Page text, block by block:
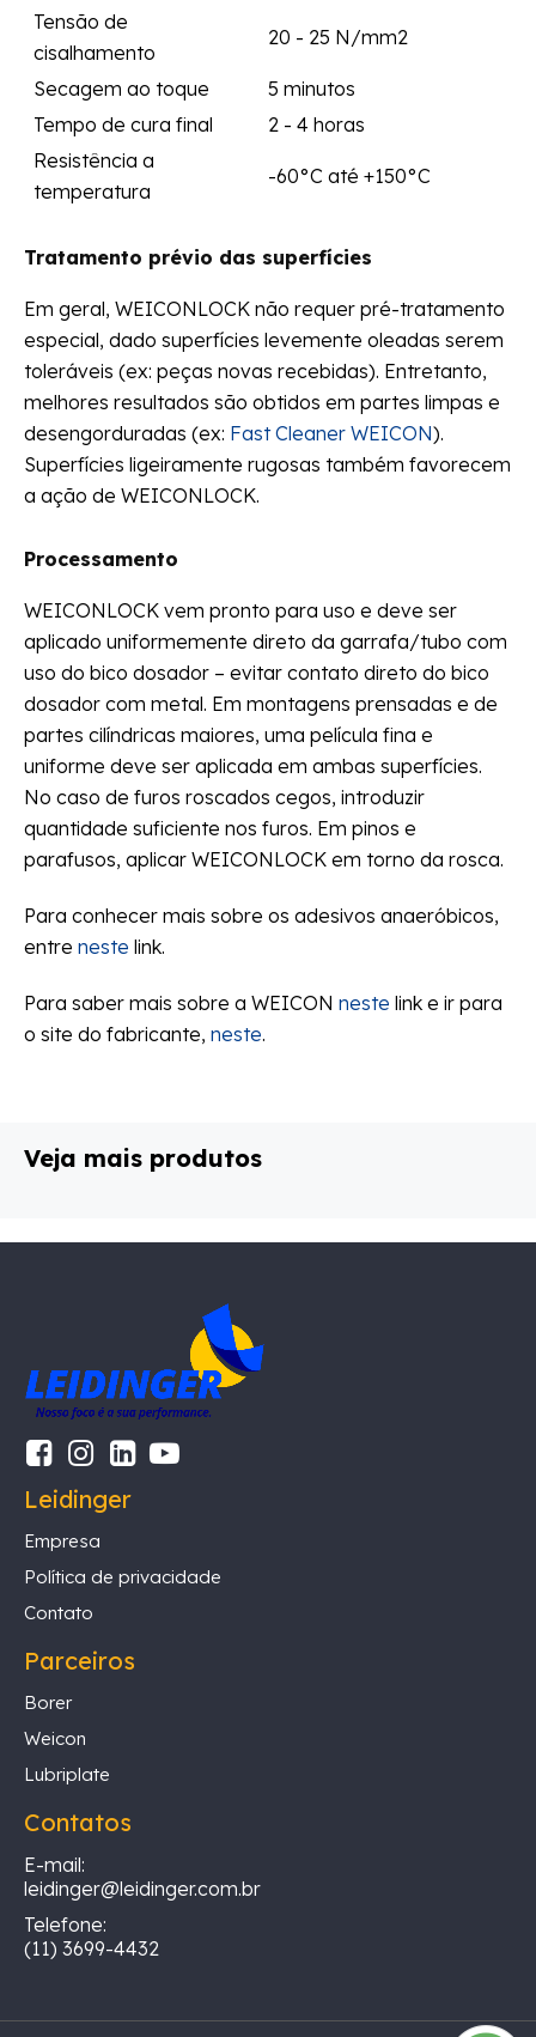
Tensão de
cisalhamento
20 - 25 N/mm2
Secagem ao toque
5 minutos
Tempo de cura final
2 - 4 horas
Resistência a
temperatura
-60°C até +150°C
Tratamento prévio das superfícies
Em geral, WEICONLOCK não requer pré-tratamento
especial, dado superfícies levemente oleadas serem
toleráveis (ex: peças novas recebidas). Entretanto,
melhores resultados são obtidos em partes limpas e
desengorduradas (ex: Fast Cleaner WEICON).
Superfícies ligeiramente rugosas também favorecem
a ação de WEICONLOCK.
Processamento
WEICONLOCK vem pronto para uso e deve ser
aplicado uniformemente direto da garrafa/tubo com
uso do bico dosador – evitar contato direto do bico
dosador com metal. Em montagens prensadas e de
partes cilíndricas maiores, uma película fina e
uniforme deve ser aplicada em ambas superfícies.
No caso de furos roscados cegos, introduzir
quantidade suficiente nos furos. Em pinos e
parafusos, aplicar WEICONLOCK em torno da rosca.
Para conhecer mais sobre os adesivos anaeróbicos,
entre neste link.
Para saber mais sobre a WEICON neste link e ir para
o site do fabricante, neste.
Veja mais produtos
Leidinger
Empresa
Política de privacidade
Contato
Parceiros
Borer
Weicon
Lubriplate
Contatos
E-mail:
leidinger@leidinger.com.br
Telefone:
(11) 3699-4432